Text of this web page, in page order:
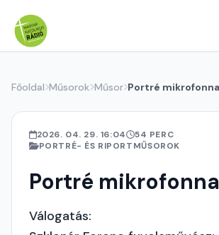
Főoldal Műsorok Műsor Portré
2026. 04. 29. 16:04
54 PERC
PORTRÉ- ÉS RIPORTMŰSOROK
Portré
Válogatás: